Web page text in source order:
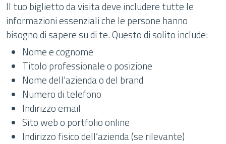
Il tuo biglietto da visita deve includere tutte le
informazioni essenziali che le persone hanno
bisogno di sapere su di te. Questo di solito include:
Nome e cognome
Titolo professionale o posizione
Nome dell’azienda o del brand
Numero di telefono
Indirizzo email
Sito web o portfolio online
Indirizzo fisico dell’azienda (se rilevante)